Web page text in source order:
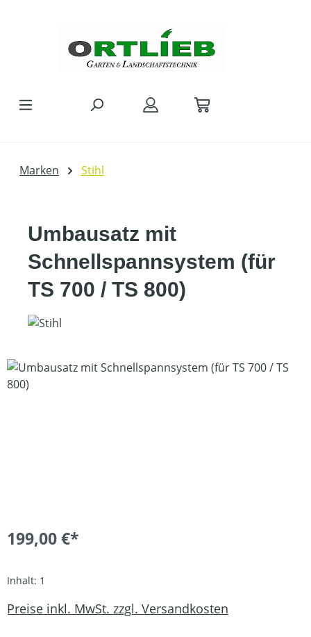
Marken Stihl
Umbausatz mit
Schnellspannsystem (für
TS 700 / TS 800)
Bildergalerie überspringen
199,00 €*
Inhalt: 1
Preise inkl. MwSt. zzgl. Versandkosten